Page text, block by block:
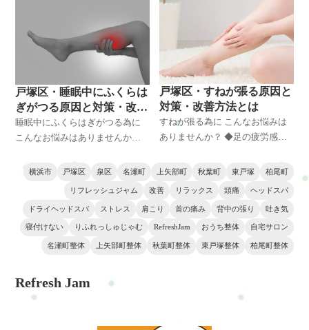
◆慢性化しそうで悩んでいる ◆
仕事に支障がでて悩んでいる
いときがあるので悩んでいる ◆
慢性化しそうで悩んでいる ◆仕
事に支障がでて悩んでいる
戸塚区・睡眠中にふくらは
ぎがつる原因と対策・改善
方法とは
睡眠中にふくらはぎがつる為に
こんなお悩みはありませんか？
眠の質が下がって悩んでいる ◆
事に支障がでて悩んでいる
戸塚区・すねが張る原因と
対策・改善方法とは
すねが張る為に こんなお悩みは
ありませんか？ ◆足の疲労感で
て悩んでいる ◆慢性化しそうで
悩んでいる ◆生活・育児に
横浜市 戸塚区 泉区 名瀬町 上矢部町 秋葉町 東戸塚 柏尾町
リフレッシュジャム 改善 リラックス 頭痛 ヘッドスパ
ドライヘッドスパ ストレス 肩こり 首の痛み 背中の張り 吐き気
寝付けない りふれっしゅじゃむ RefreshJam おうち整体 自宅サロン
名瀬町整体 上矢部町整体 秋葉町整体 東戸塚整体 柏尾町整体
Refresh Jam